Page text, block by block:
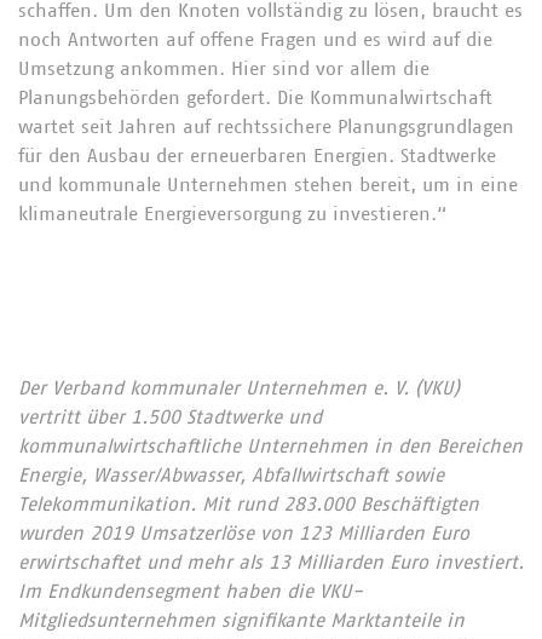
schaffen. Um den Knoten vollständig zu lösen, braucht es
noch Antworten auf offene Fragen und es wird auf die
Umsetzung ankommen. Hier sind vor allem die
Planungsbehörden gefordert. Die Kommunalwirtschaft
wartet seit Jahren auf rechtssichere Planungsgrundlagen
für den Ausbau der erneuerbaren Energien. Stadtwerke
und kommunale Unternehmen stehen bereit, um in eine
klimaneutrale Energieversorgung zu investieren.“
Der Verband kommunaler Unternehmen e. V. (VKU)
vertritt über 1.500 Stadtwerke und
kommunalwirtschaftliche Unternehmen in den Bereichen
Energie, Wasser/Abwasser, Abfallwirtschaft sowie
Telekommunikation. Mit rund 283.000 Beschäftigten
wurden 2019 Umsatzerlöse von 123 Milliarden Euro
erwirtschaftet und mehr als 13 Milliarden Euro investiert.
Im Endkundensegment haben die VKU-
Mitgliedsunternehmen signifikante Marktanteile in